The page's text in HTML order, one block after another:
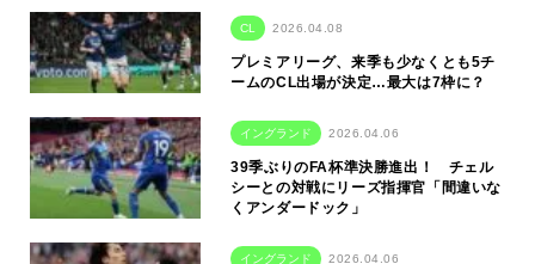
CL 2026.04.08
プレミアリーグ、来季も少なくとも5チ
ームのCL出場が決定…最大は7枠に？
イングランド 2026.04.06
39季ぶりのFA杯準決勝進出！ チェル
シーとの対戦にリーズ指揮官「間違いな
くアンダードック」
イングランド 2026.04.06